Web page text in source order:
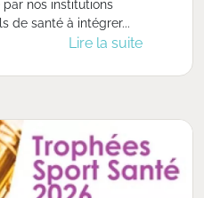
nos institutions
de santé à intégrer...
Lire la suite